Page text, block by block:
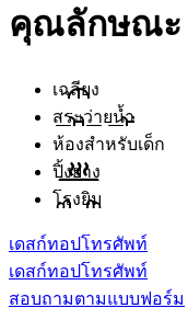
คุณลักษณะ
เฉลียง
สระว่ายน้ำ
ห้องสำหรับเด็ก
ปิ้งย่าง
โรงยิม
เดสก์ทอปโทรศัพท์
เดสก์ทอปโทรศัพท์
สอบถามตามแบบฟอร์ม